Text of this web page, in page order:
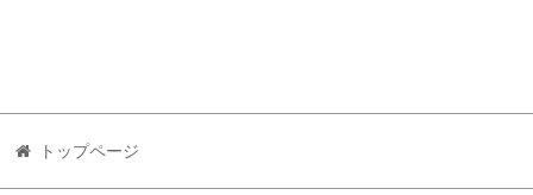
トップページ